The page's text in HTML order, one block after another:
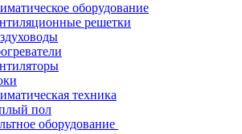
оборудование
решетки
техника
пол
оборудование